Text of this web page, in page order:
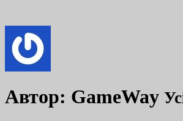
Автор: GameWay